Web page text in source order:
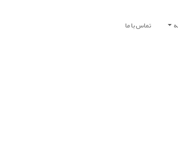
تماس با ما